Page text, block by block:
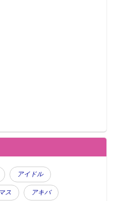
アイドル
ス アキバ